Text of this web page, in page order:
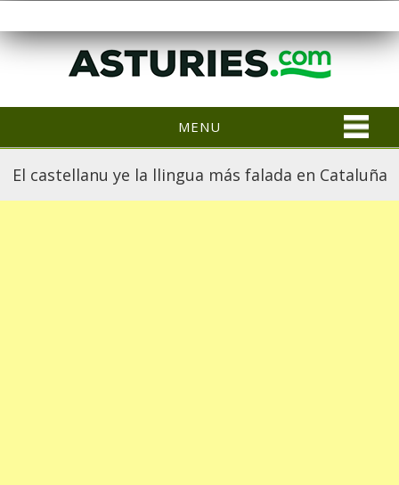
MENU
El castellanu ye la llingua más falada en Cataluña